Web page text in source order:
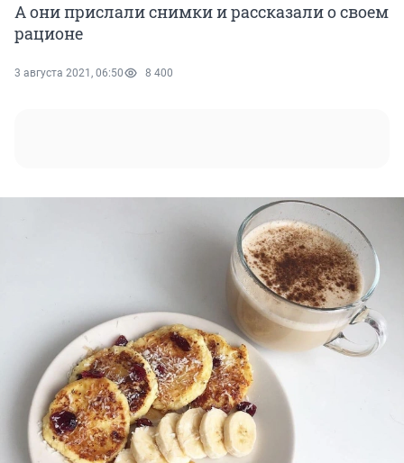
А они прислали снимки и рассказали о своем
рационе
3 августа 2021, 06:50 8 400